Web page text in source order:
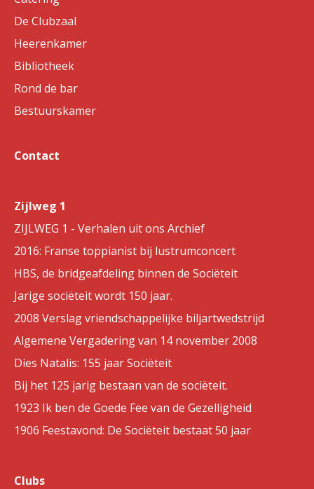
De Clubzaal
Heerenkamer
Bibliotheek
Rond de bar
Bestuurskamer
Contact
Zijlweg 1
ZIJLWEG 1 - Verhalen uit ons Archief
2016: Franse toppianist bij lustrumconcert
HBS, de bridgeafdeling binnen de Sociëteit
Jarige sociëteit wordt 150 jaar.
2008 Verslag vriendschappelijke biljartwedstrijd
Algemene Vergadering van 14 november 2008
Dies Natalis: 155 jaar Sociëteit
Bij het 125 jarig bestaan van de sociëteit.
1923 Ik ben de Goede Fee van de Gezelligheid
1906 Feestavond: De Sociëteit bestaat 50 jaar
Clubs